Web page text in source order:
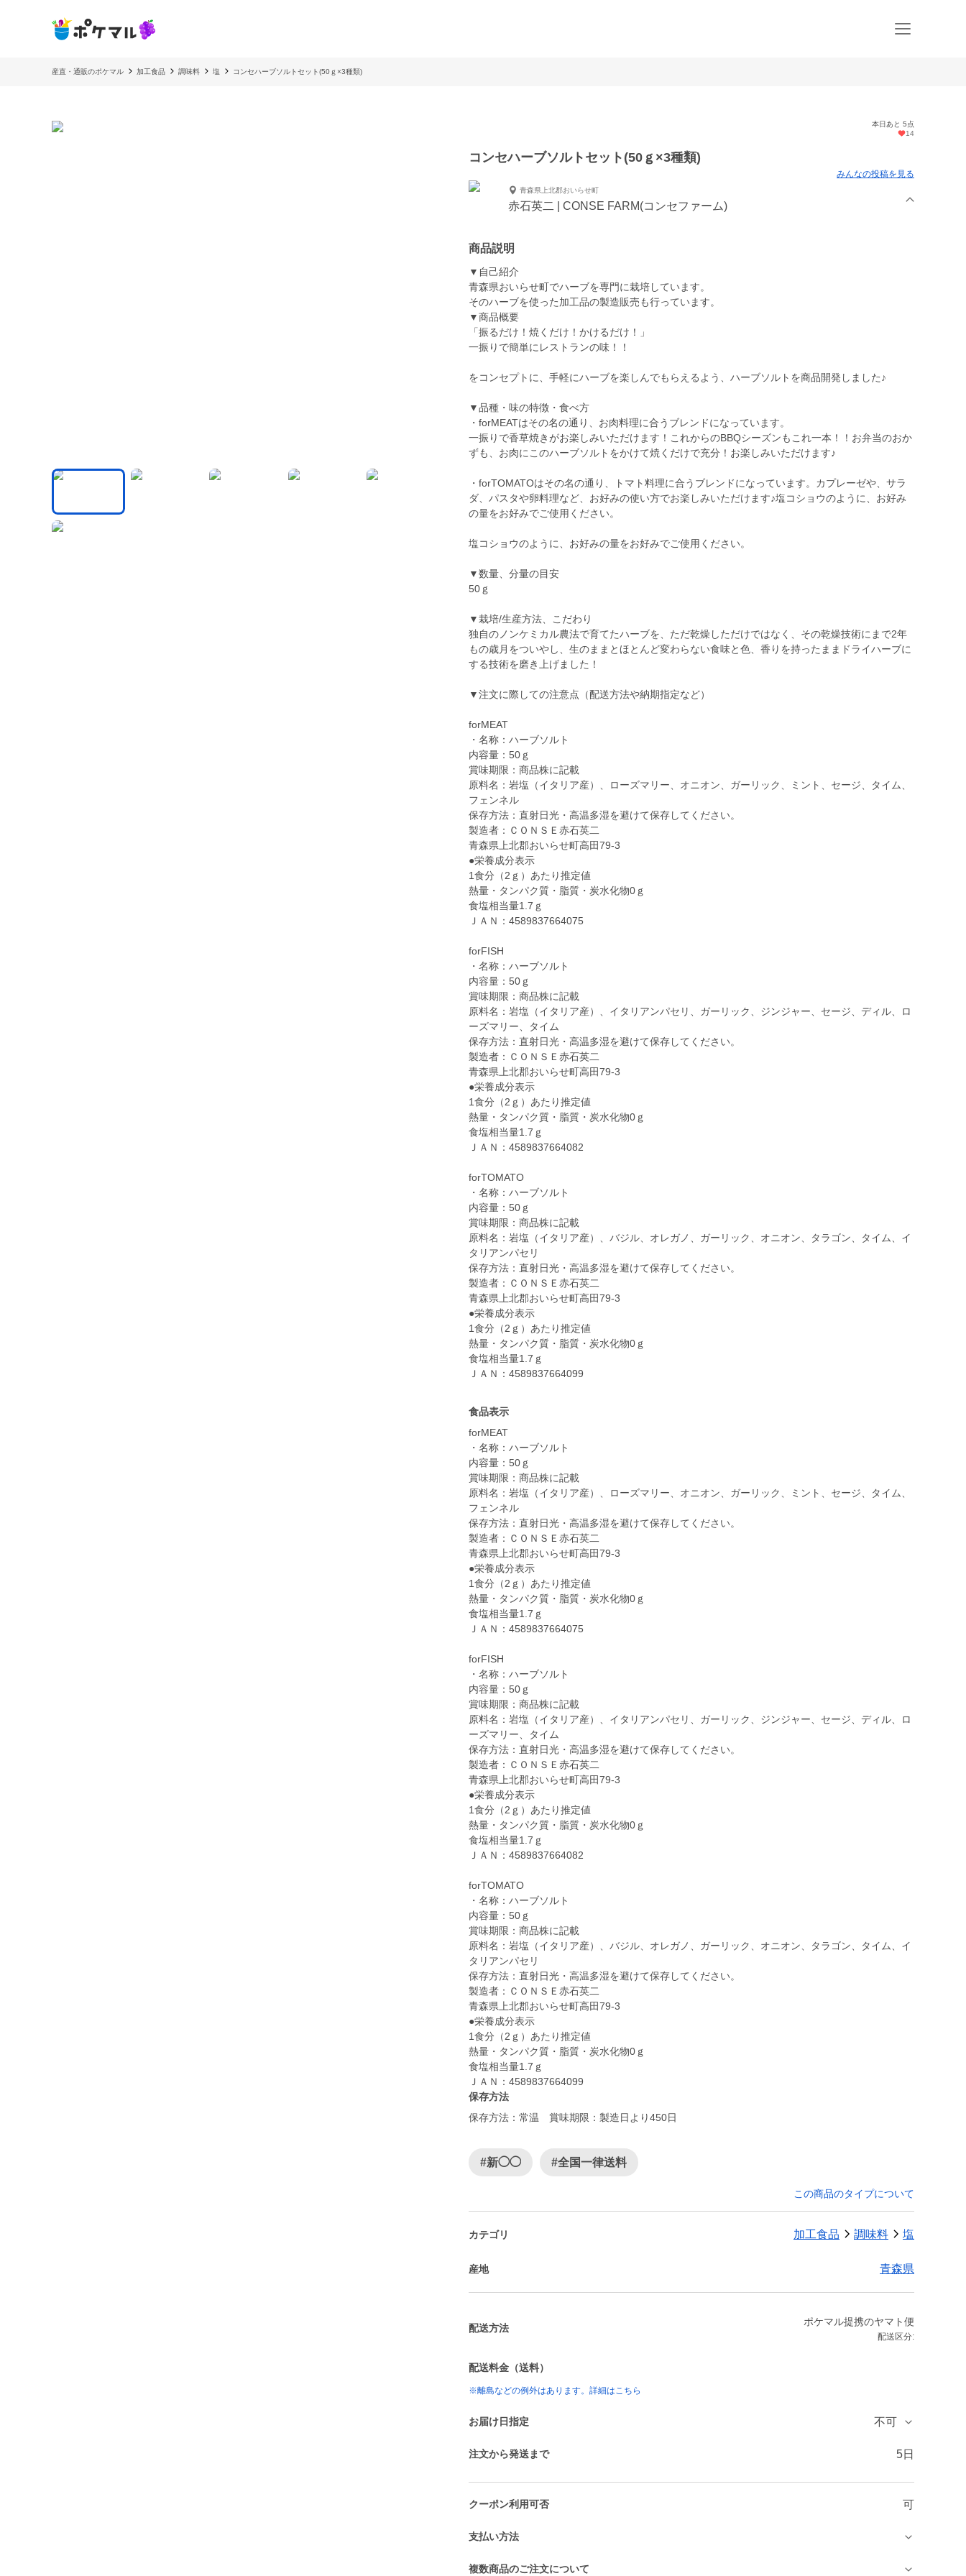
産直・通販のポケマル 加工食品 調味料 塩 コンセハーブソルトセット(50ｇ×3種類)
本日あと 5点
14
コンセハーブソルトセット(50ｇ×3種類)
みんなの投稿を見る
青森県上北郡おいらせ町
赤石英二 | CONSE FARM(コンセファーム)
商品説明
▼自己紹介
青森県おいらせ町でハーブを専門に栽培しています。
そのハーブを使った加工品の製造販売も行っています。
▼商品概要
「振るだけ！焼くだけ！かけるだけ！」
一振りで簡単にレストランの味！！
をコンセプトに、手軽にハーブを楽しんでもらえるよう、ハーブソルトを商品開発しました♪
▼品種・味の特徴・食べ方
・forMEATはその名の通り、お肉料理に合うブレンドになっています。
一振りで香草焼きがお楽しみいただけます！これからのBBQシーズンもこれ一本！！お弁当のおか
ずも、お肉にこのハーブソルトをかけて焼くだけで充分！お楽しみいただけます♪
・forTOMATOはその名の通り、トマト料理に合うブレンドになっています。カプレーゼや、サラ
ダ、パスタや卵料理など、お好みの使い方でお楽しみいただけます♪塩コショウのように、お好み
の量をお好みでご使用ください。
塩コショウのように、お好みの量をお好みでご使用ください。
▼数量、分量の目安
50ｇ
▼栽培/生産方法、こだわり
独自のノンケミカル農法で育てたハーブを、ただ乾燥しただけではなく、その乾燥技術にまで2年
もの歳月をついやし、生のままとほとんど変わらない食味と色、香りを持ったままドライハーブに
する技術を磨き上げました！
▼注文に際しての注意点（配送方法や納期指定など）
forMEAT
・名称：ハーブソルト
内容量：50ｇ
賞味期限：商品株に記載
原料名：岩塩（イタリア産）、ローズマリー、オニオン、ガーリック、ミント、セージ、タイム、
フェンネル
保存方法：直射日光・高温多湿を避けて保存してください。
製造者：ＣＯＮＳＥ赤石英二
青森県上北郡おいらせ町高田79-3
●栄養成分表示
1食分（2ｇ）あたり推定値
熱量・タンパク質・脂質・炭水化物0ｇ
食塩相当量1.7ｇ
ＪＡＮ：4589837664075
forFISH
・名称：ハーブソルト
内容量：50ｇ
賞味期限：商品株に記載
原料名：岩塩（イタリア産）、イタリアンパセリ、ガーリック、ジンジャー、セージ、ディル、ロ
ーズマリー、タイム
保存方法：直射日光・高温多湿を避けて保存してください。
製造者：ＣＯＮＳＥ赤石英二
青森県上北郡おいらせ町高田79-3
●栄養成分表示
1食分（2ｇ）あたり推定値
熱量・タンパク質・脂質・炭水化物0ｇ
食塩相当量1.7ｇ
ＪＡＮ：4589837664082
forTOMATO
・名称：ハーブソルト
内容量：50ｇ
賞味期限：商品株に記載
原料名：岩塩（イタリア産）、バジル、オレガノ、ガーリック、オニオン、タラゴン、タイム、イ
タリアンパセリ
保存方法：直射日光・高温多湿を避けて保存してください。
製造者：ＣＯＮＳＥ赤石英二
青森県上北郡おいらせ町高田79-3
●栄養成分表示
1食分（2ｇ）あたり推定値
熱量・タンパク質・脂質・炭水化物0ｇ
食塩相当量1.7ｇ
ＪＡＮ：4589837664099
食品表示
forMEAT
・名称：ハーブソルト
内容量：50ｇ
賞味期限：商品株に記載
原料名：岩塩（イタリア産）、ローズマリー、オニオン、ガーリック、ミント、セージ、タイム、
フェンネル
保存方法：直射日光・高温多湿を避けて保存してください。
製造者：ＣＯＮＳＥ赤石英二
青森県上北郡おいらせ町高田79-3
●栄養成分表示
1食分（2ｇ）あたり推定値
熱量・タンパク質・脂質・炭水化物0ｇ
食塩相当量1.7ｇ
ＪＡＮ：4589837664075
forFISH
・名称：ハーブソルト
内容量：50ｇ
賞味期限：商品株に記載
原料名：岩塩（イタリア産）、イタリアンパセリ、ガーリック、ジンジャー、セージ、ディル、ロ
ーズマリー、タイム
保存方法：直射日光・高温多湿を避けて保存してください。
製造者：ＣＯＮＳＥ赤石英二
青森県上北郡おいらせ町高田79-3
●栄養成分表示
1食分（2ｇ）あたり推定値
熱量・タンパク質・脂質・炭水化物0ｇ
食塩相当量1.7ｇ
ＪＡＮ：4589837664082
forTOMATO
・名称：ハーブソルト
内容量：50ｇ
賞味期限：商品株に記載
原料名：岩塩（イタリア産）、バジル、オレガノ、ガーリック、オニオン、タラゴン、タイム、イ
タリアンパセリ
保存方法：直射日光・高温多湿を避けて保存してください。
製造者：ＣＯＮＳＥ赤石英二
青森県上北郡おいらせ町高田79-3
●栄養成分表示
1食分（2ｇ）あたり推定値
熱量・タンパク質・脂質・炭水化物0ｇ
食塩相当量1.7ｇ
ＪＡＮ：4589837664099
保存方法
保存方法：常温 賞味期限：製造日より450日
#新◯◯ #全国一律送料
この商品のタイプについて
カテゴリ 加工食品 調味料 塩
産地 青森県
配送方法
ポケマル提携のヤマト便
配送区分:
配送料金（送料）
※離島などの例外はあります。詳細はこちら
お届け日指定 不可
注文から発送まで 5日
クーポン利用可否 可
支払い方法
複数商品のご注文について